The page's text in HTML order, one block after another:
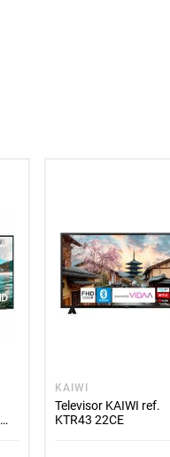
KAIWI
Televisor KAIWI ref.
KTR43 22CE